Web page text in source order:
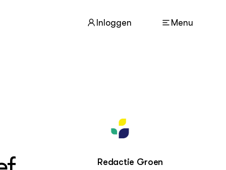
Inloggen Menu
Columns & BlogsRedactie Groen